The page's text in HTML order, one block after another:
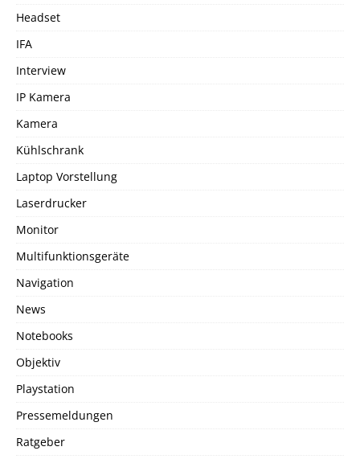
Headset
IFA
Interview
IP Kamera
Kamera
Kühlschrank
Laptop Vorstellung
Laserdrucker
Monitor
Multifunktionsgeräte
Navigation
News
Notebooks
Objektiv
Playstation
Pressemeldungen
Ratgeber